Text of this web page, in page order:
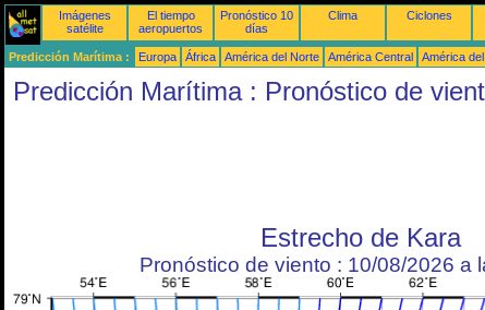
Imágenes
satélite
El tiempo
aeropuertos
Pronóstico 10
días
Clima Ciclones
Predicción Marítima : Europa África América del Norte América Central América
Predicción Marítima : Pronóstico de
Estrecho de Kara
Pronóstico de viento : 10/08/2026 a